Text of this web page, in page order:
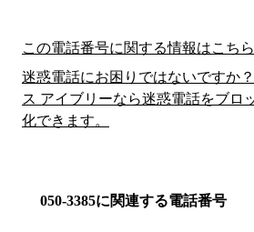
この電話番号に関する情報はこちら
迷惑電話にお困りではないですか
ス アイブリーなら迷惑電話をブロ
化できます。
050-3385に関連する電話番号